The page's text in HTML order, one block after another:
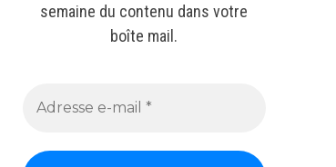
semaine du contenu dans votre
boîte mail.